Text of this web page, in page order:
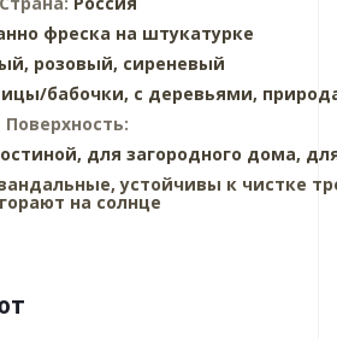
фреска на штукатурке
розовый, сиреневый
бабочки, с деревьями,
Поверхность:
для загородного дома,
устойчивы к чистке
на солнце